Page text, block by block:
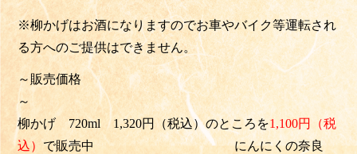
※柳かげはお酒になりますのでお車やバイク等運転され
る方へのご提供はできません。
～販売価格
柳かげ 720ml 1,320円（税込）のところを1,100円（税
込）で販売中 にんにくの奈良